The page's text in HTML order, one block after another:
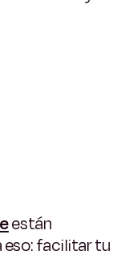
están
eso: facilitar tu